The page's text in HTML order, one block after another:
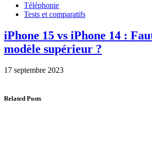
Téléphonie
Tests et comparatifs
iPhone 15 vs iPhone 14 :
modèle supérieur ?
17 septembre 2023
Related Posts